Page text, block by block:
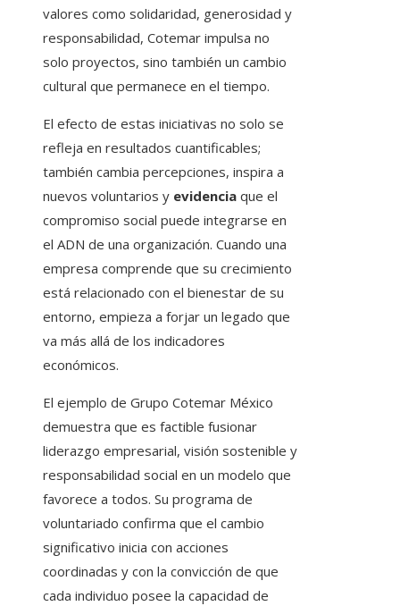
valores como solidaridad, generosidad y
responsabilidad, Cotemar impulsa no
solo proyectos, sino también un cambio
cultural que permanece en el tiempo.
El efecto de estas iniciativas no solo se
refleja en resultados cuantificables;
también cambia percepciones, inspira a
nuevos voluntarios y evidencia que el
compromiso social puede integrarse en
el ADN de una organización. Cuando una
empresa comprende que su crecimiento
está relacionado con el bienestar de su
entorno, empieza a forjar un legado que
va más allá de los indicadores
económicos.
El ejemplo de Grupo Cotemar México
demuestra que es factible fusionar
liderazgo empresarial, visión sostenible y
responsabilidad social en un modelo que
favorece a todos. Su programa de
voluntariado confirma que el cambio
significativo inicia con acciones
coordinadas y con la convicción de que
cada individuo posee la capacidad de